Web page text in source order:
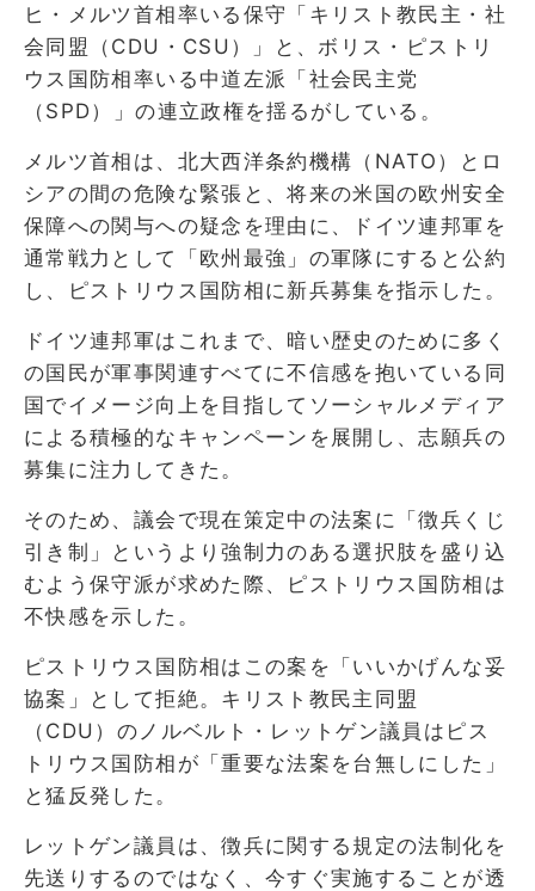
ヒ・メルツ首相率いる保守「キリスト教民主・社
会同盟（CDU・CSU）」と、ボリス・ピストリ
ウス国防相率いる中道左派「社会民主党
（SPD）」の連立政権を揺るがしている。
メルツ首相は、北大西洋条約機構（NATO）とロ
シアの間の危険な緊張と、将来の米国の欧州安全
保障への関与への疑念を理由に、ドイツ連邦軍を
通常戦力として「欧州最強」の軍隊にすると公約
し、ピストリウス国防相に新兵募集を指示した。
ドイツ連邦軍はこれまで、暗い歴史のために多く
の国民が軍事関連すべてに不信感を抱いている同
国でイメージ向上を目指してソーシャルメディア
による積極的なキャンペーンを展開し、志願兵の
募集に注力してきた。
そのため、議会で現在策定中の法案に「徴兵くじ
引き制」というより強制力のある選択肢を盛り込
むよう保守派が求めた際、ピストリウス国防相は
不快感を示した。
ピストリウス国防相はこの案を「いいかげんな妥
協案」として拒絶。キリスト教民主同盟
（CDU）のノルベルト・レットゲン議員はピス
トリウス国防相が「重要な法案を台無しにした」
と猛反発した。
レットゲン議員は、徴兵に関する規定の法制化を
先送りするのではなく、今すぐ実施することが透